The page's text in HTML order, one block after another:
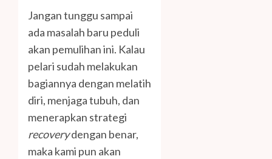
Jangan tunggu sampai
ada masalah baru peduli
akan pemulihan ini. Kalau
pelari sudah melakukan
bagiannya dengan melatih
diri, menjaga tubuh, dan
menerapkan strategi
recoverydengan benar,
maka kami pun akan